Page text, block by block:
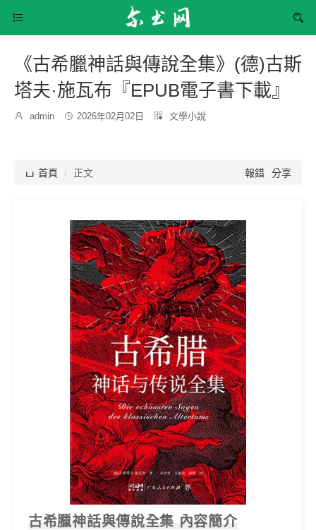


《古希臘神話與傳說全集》(德)古斯
塔夫·施瓦布『EPUB電子書下載』

博
admin  發
2026年02月02日 
分
文學小說
 首頁 正文 報錯 分享
古希臘神話與傳說全集 內容簡介